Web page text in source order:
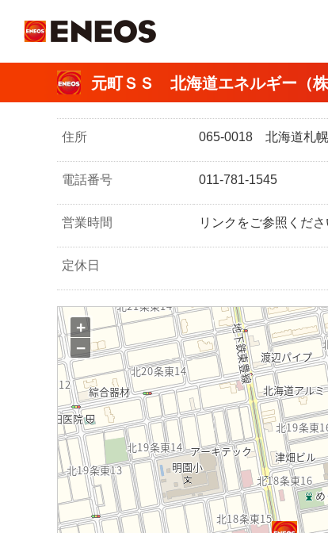
元町ＳＳ 北海道エネルギー（株
住所 065-0018 北海道札幌
電話番号 011-781-1545
営業時間 リンクをご参照くだ
定休日
+
−